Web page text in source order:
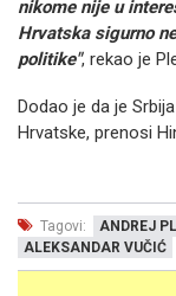
nikome nije u
Hrvatska sigurno
politike", rekao je
Dodao je da je
Hrvatske, prenosi
Tagovi: ANDREJ
ALEKSANDAR VUČIĆ